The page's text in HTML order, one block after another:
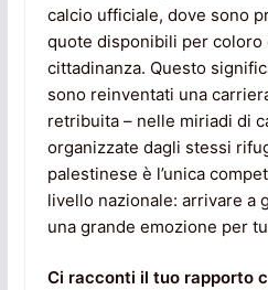
calcio ufficiale, dove sono
quote disponibili per coloro
cittadinanza. Questo
sono reinventati una
retribuita – nelle miriadi di
organizzate dagli stessi
palestinese è l’unica
livello nazionale: arrivare a
una grande emozione per
Ci racconti il tuo rapporto